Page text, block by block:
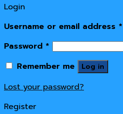
Login
Username or email address *
Password *
Remember me
Log in
Lost your password?
Register